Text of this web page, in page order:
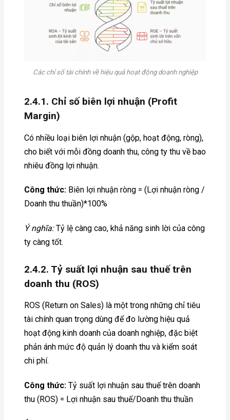
Các chỉ số tài chính về hiệu quả hoạt động doanh nghiệp
2.4.1. Chỉ số biên lợi nhuận (Profit
Margin)
Có nhiều loại biên lợi nhuận (gộp, hoạt động, ròng),
cho biết với mỗi đồng doanh thu, công ty thu về bao
nhiêu đồng lợi nhuận.
Công thức: Biên lợi nhuận ròng = (Lợi nhuận ròng /
Doanh thu thuần)*100%
Ý nghĩa:Tỷ lệ càng cao, khả năng sinh lời của công
ty càng tốt.
2.4.2. Tỷ suất lợi nhuận sau thuế trên
doanh thu (ROS)
ROS (Return on Sales) là một trong những chỉ tiêu
tài chính quan trọng dùng để đo lường hiệu quả
hoạt động kinh doanh của doanh nghiệp, đặc biệt
phản ánh mức độ quản lý doanh thu và kiểm soát
chi phí.
Công thức: Tỷ suất lợi nhuận sau thuế trên doanh
thu (ROS) = Lợi nhuận sau thuế/Doanh thu thuần